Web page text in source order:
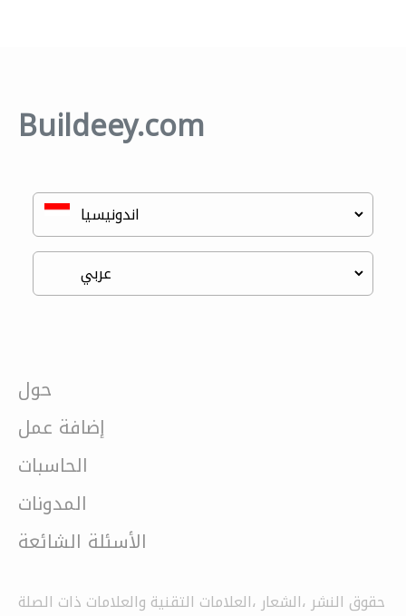
Buildeey.com
حول
إضافة عمل
الحاسبات
المدونات
الأسئلة الشائعة
حقوق النشر ،الشعار ،العلامات التقنية والعلامات ذات الصلة